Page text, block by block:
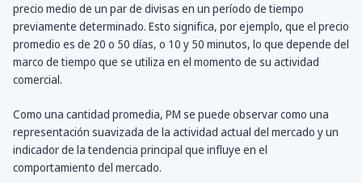
precio medio de un par de divisas en un período de tiempo
previamente determinado. Esto significa, por ejemplo, que el precio
promedio es de 20 o 50 días, o 10 y 50 minutos, lo que depende del
marco de tiempo que se utiliza en el momento de su actividad
comercial.
Como una cantidad promedia, PM se puede observar como una
representación suavizada de la actividad actual del mercado y un
indicador de la tendencia principal que influye en el
comportamiento del mercado.